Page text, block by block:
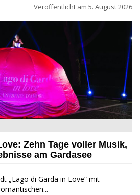
Veröffentlicht am 5. August 2026
Zehn Tage voller Musik,
am Gardasee
„Lago di Garda in Love“ mit